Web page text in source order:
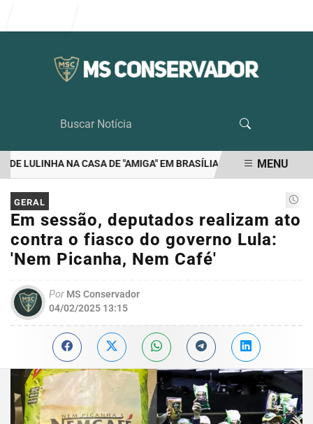
LULINHA NA CASA DE "AMIGA" EM BRASÍLIA RIEDEL É O UNICO
EM ALTA
MENU
GERAL
Em sessão, deputados realizam ato
contra o fiasco do governo Lula:
'Nem Picanha, Nem Café'
Por MS Conservador
04/02/2025 13:15